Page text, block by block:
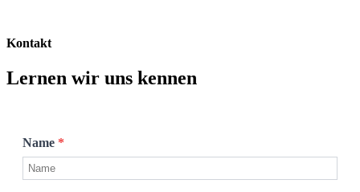
Kontakt
Lernen wir uns kennen
Name *